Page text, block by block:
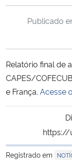
Ministério da Ciência,
Ministério do Meio
Ministério do
Publicado
Relatório final de
CAPES/
e França. Acesse
https://
Registrado em